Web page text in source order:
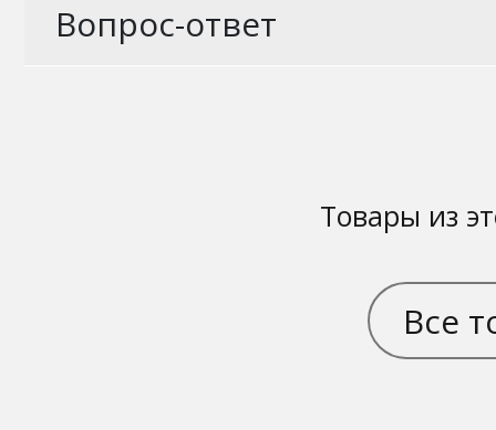
Вопрос-ответ
Товары из
Все